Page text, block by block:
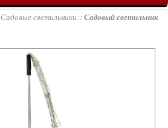
Садовые светильники
Садовый светильник